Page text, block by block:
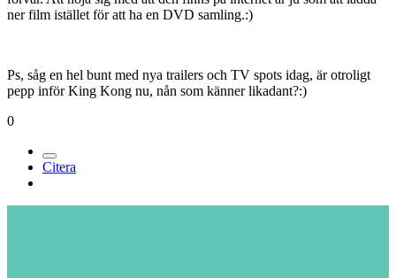
ner film istället för att ha en DVD samling.:)
Ps, såg en hel bunt med nya trailers och TV spots idag, är otroligt
pepp inför King Kong nu, nån som känner likadant?:)
0
Citera